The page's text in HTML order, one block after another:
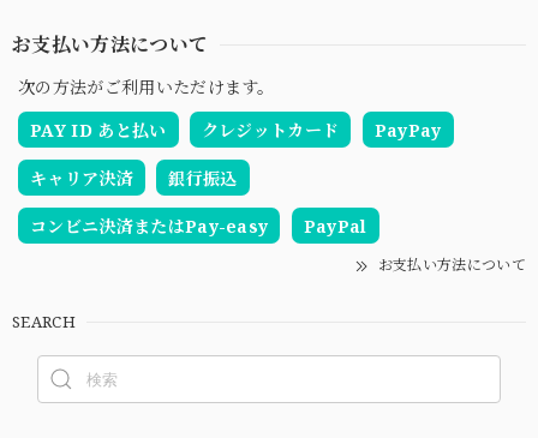
お支払い方法について
次の方法がご利用いただけます。
PAY ID あと払い
クレジットカード PayPay
キャリア決済 銀行振込
コンビニ決済またはPay-easy PayPal
お支払い方法について
SEARCH